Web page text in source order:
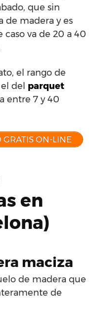
que sin
de madera y es
caso va de 20 a 40
el rango de
del parquet
entre 7 y 40
GRATIS ON-LINE
en
maciza
de madera que
de